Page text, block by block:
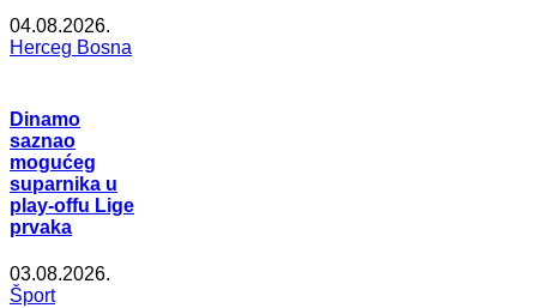
04.08.2026.
Herceg Bosna
Dinamo
saznao
mogućeg
suparnika u
play-offu Lige
prvaka
03.08.2026.
Šport